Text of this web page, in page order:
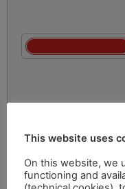
This website uses
On this website, we
functioning and